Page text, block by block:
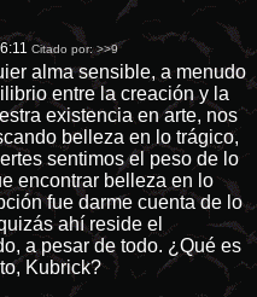
Citado por:>>9
alma sensible, a menudo
entre la creación y la
existencia en arte, nos
belleza en lo trágico,
sentimos el peso de lo
encontrar belleza en lo
fue darme cuenta de lo
ahí reside el
a pesar de todo. ¿Qué es
Kubrick?